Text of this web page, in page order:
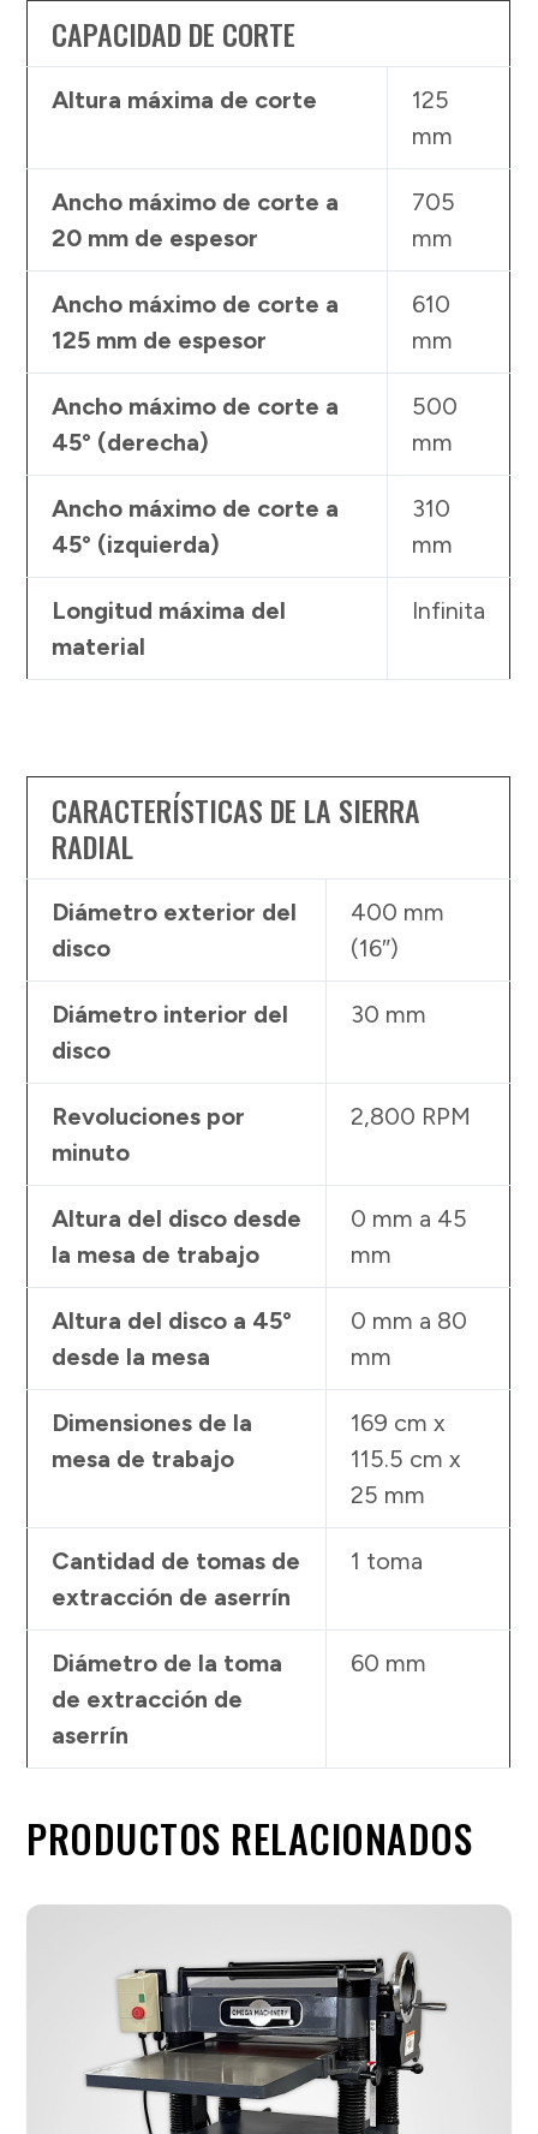
CAPACIDAD DE CORTE
Altura máxima de corte
125
mm
Ancho máximo de corte a
20 mm de espesor
705
mm
Ancho máximo de corte a
125 mm de espesor
610
mm
Ancho máximo de corte a
45° (derecha)
500
mm
Ancho máximo de corte a
45° (izquierda)
310
mm
Longitud máxima del
material
Infinita
CARACTERÍSTICAS DE LA SIERRA
RADIAL
Diámetro exterior del
disco
400 mm
(16″)
Diámetro interior del
disco
30 mm
Revoluciones por
minuto
2,800 RPM
Altura del disco desde
la mesa de trabajo
0 mm a 45
mm
Altura del disco a 45°
desde la mesa
0 mm a 80
mm
Dimensiones de la
mesa de trabajo
169 cm x
115.5 cm x
25 mm
Cantidad de tomas de
extracción de aserrín
1 toma
Diámetro de la toma
de extracción de
aserrín
60 mm
PRODUCTOS RELACIONADOS